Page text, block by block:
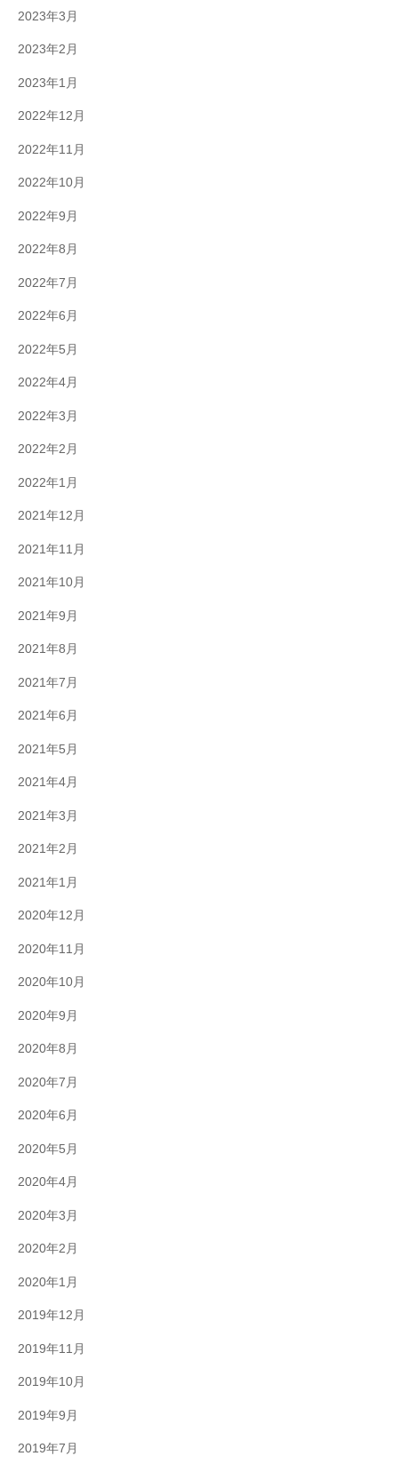
2023年3月
2023年2月
2023年1月
2022年12月
2022年11月
2022年10月
2022年9月
2022年8月
2022年7月
2022年6月
2022年5月
2022年4月
2022年3月
2022年2月
2022年1月
2021年12月
2021年11月
2021年10月
2021年9月
2021年8月
2021年7月
2021年6月
2021年5月
2021年4月
2021年3月
2021年2月
2021年1月
2020年12月
2020年11月
2020年10月
2020年9月
2020年8月
2020年7月
2020年6月
2020年5月
2020年4月
2020年3月
2020年2月
2020年1月
2019年12月
2019年11月
2019年10月
2019年9月
2019年7月